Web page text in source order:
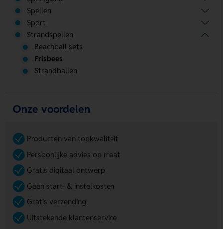
Spellen
Sport
Strandspellen
Beachball sets
Frisbees
Strandballen
Onze voordelen
Producten van topkwaliteit
Persoonlijke advies op maat
Gratis digitaal ontwerp
Geen start- & instelkosten
Gratis verzending
Uitstekende klantenservice